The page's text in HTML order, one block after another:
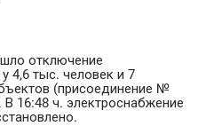
отключение
4,6 тыс. человек и 7
(присоединение №
16:48 ч. электроснабжение